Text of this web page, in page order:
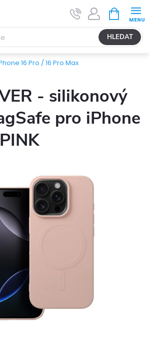
HLEDAT
NÁKUPNÍ
KOŠÍK
16 Pro / 16 Pro Max
- silikonový
pro iPhone